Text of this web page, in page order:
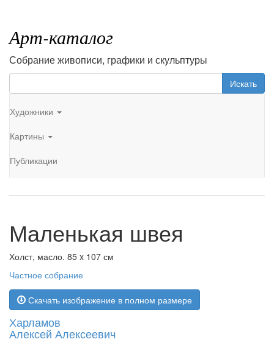
Арт-каталог
Собрание живописи, графики и скульптуры
Искать
Художники
Картины
Публикации
Маленькая швея
Холст, масло. 85 x 107 см
Частное собрание
Скачать изображение в полном размере
Харламов
Алексей Алексеевич